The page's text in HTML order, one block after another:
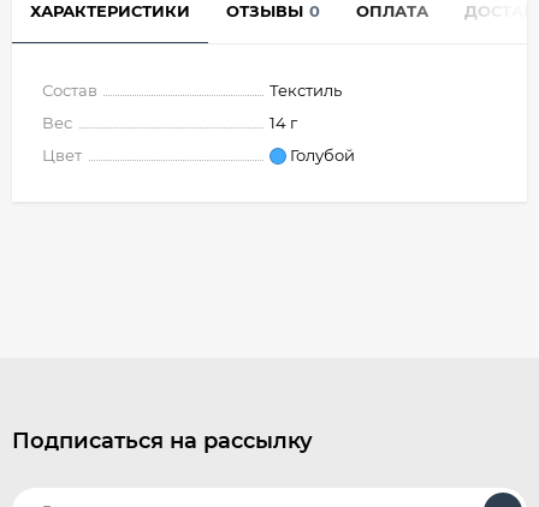
ХАРАКТЕРИСТИКИ ОТЗЫВЫ 0 ОПЛАТА
Состав
Текстиль
Вес
14 г
Цвет
Голубой
Подписаться на рассылку